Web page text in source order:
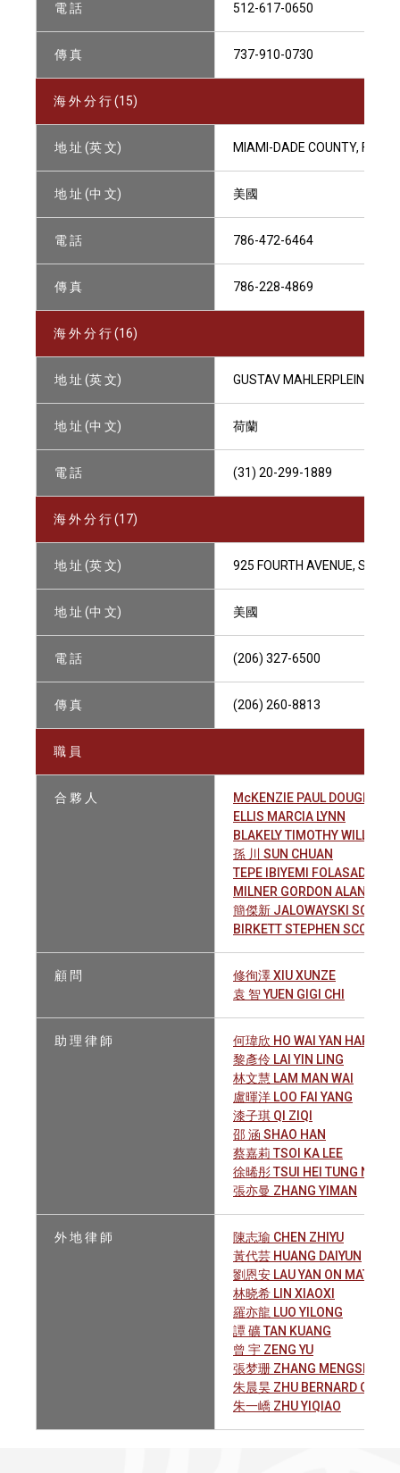
電 話 512-617-0650
傳 真 737-910-0730
海 外 分 行 (15)
地 址 (英 文) MIAMI-DADE COUNTY, FL,
地 址 (中 文) 美國
電 話 786-472-6464
傳 真 786-228-4869
海 外 分 行 (16)
地 址 (英 文) GUSTAV MAHLERPLEIN 28,
地 址 (中 文) 荷蘭
電 話 (31) 20-299-1889
海 外 分 行 (17)
地 址 (英 文) 925 FOURTH AVENUE,
地 址 (中 文) 美國
電 話 (206) 327-6500
傳 真 (206) 260-8813
職 員
合 夥 人
McKENZIE PAUL DOUGLAS
ELLIS MARCIA LYNN
BLAKELY TIMOTHY WILLIAM
孫 川 SUN CHUAN
TEPE IBIYEMI FOLASADE
MILNER GORDON ALAN
簡傑新 JALOWAYSKI SCOTT
BIRKETT STEPHEN SCOTT
顧 問
修徇澤 XIU XUNZE
袁 智 YUEN GIGI CHI
助 理 律 師
何瑋欣 HO WAI YAN HARRIET
黎彥伶 LAI YIN LING
林文慧 LAM MAN WAI
盧暉洋 LOO FAI YANG
漆子琪 QI ZIQI
邵 涵 SHAO HAN
蔡嘉莉 TSOI KA LEE
徐晞彤 TSUI HEI TUNG
張亦曼 ZHANG YIMAN
外 地 律 師
陳志瑜 CHEN ZHIYU
黃代芸 HUANG DAIYUN
劉恩安 LAU YAN ON
林晓希 LIN XIAOXI
羅亦龍 LUO YILONG
譚 礦 TAN KUANG
曾 宇 ZENG YU
張梦珊 ZHANG MENGSHAN
朱晨昊 ZHU BERNARD CHEN
朱一嶠 ZHU YIQIAO